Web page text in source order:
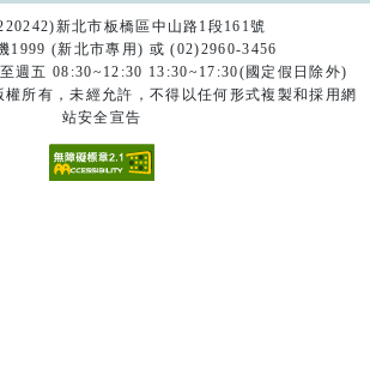
新北市板橋區中山路1段161號
1999 (新北市專用) 或 (02)2960-3456
週五 08:30~12:30 13:30~17:30(國定假日除外)
所有，未經允許，不得以任何形式複製和採用網
站安全宣告